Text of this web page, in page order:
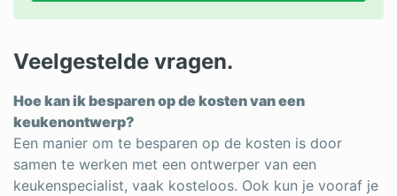
Veelgestelde vragen.
Hoe kan ik besparen op de kosten van een
keukenontwerp?
Een manier om te besparen op de kosten is door
samen te werken met een ontwerper van een
keukenspecialist, vaak kosteloos. Ook kun je vooraf je